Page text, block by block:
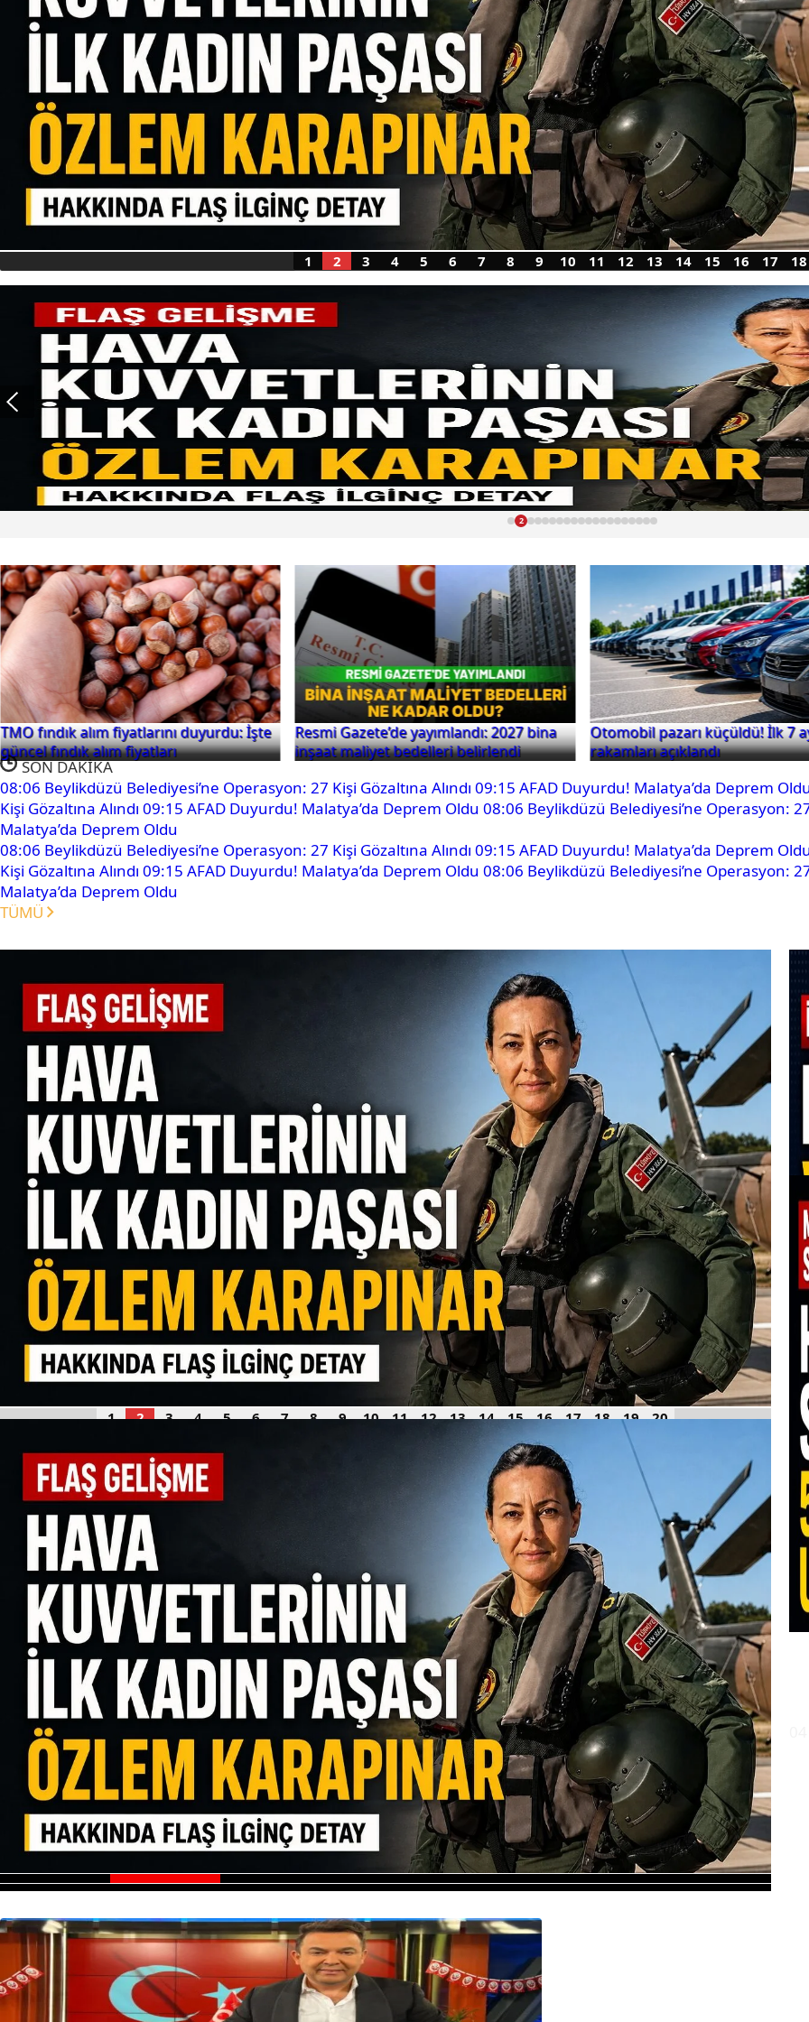
1 2 3 4 5 6 7 8 9 10 11 12 13 14 15 16 17 18
2
TMO fındık alım fiyatlarını duyurdu: İşte
güncel fındık alım fiyatları
Resmi Gazete’de yayımlandı: 2027 bina
inşaat maliyet bedelleri belirlendi
Otomobil pazarı küçüldü! İlk 7
rakamları açıklandı
SON DAKİKA
08:06 Beylikdüzü Belediyesi’ne Operasyon: 27 Kişi Gözaltına Alındı 09:15 AFAD Duyurdu! Malatya’da Deprem Oldu
Kişi Gözaltına Alındı 09:15 AFAD Duyurdu! Malatya’da Deprem Oldu 08:06 Beylikdüzü Belediyesi’ne Operasyon: 27
Malatya’da Deprem Oldu
08:06 Beylikdüzü Belediyesi’ne Operasyon: 27 Kişi Gözaltına Alındı 09:15 AFAD Duyurdu! Malatya’da Deprem Oldu
Kişi Gözaltına Alındı 09:15 AFAD Duyurdu! Malatya’da Deprem Oldu 08:06 Beylikdüzü Belediyesi’ne Operasyon: 27
Malatya’da Deprem Oldu
TÜMÜ
1 2 3 4 5 6 7 8 9 10 11 12 13 14 15 16 17 18 19 20